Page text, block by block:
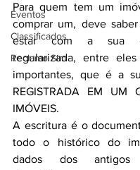
Eventos
Classificados
Reclamo Sim
Para quem tem um
comprar um, deve
estar com a sua
regularizada, entre
importantes, que é a
REGISTRADA EM UM
IMÓVEIS.
A escritura é o
todo o histórico do
dados dos antigos